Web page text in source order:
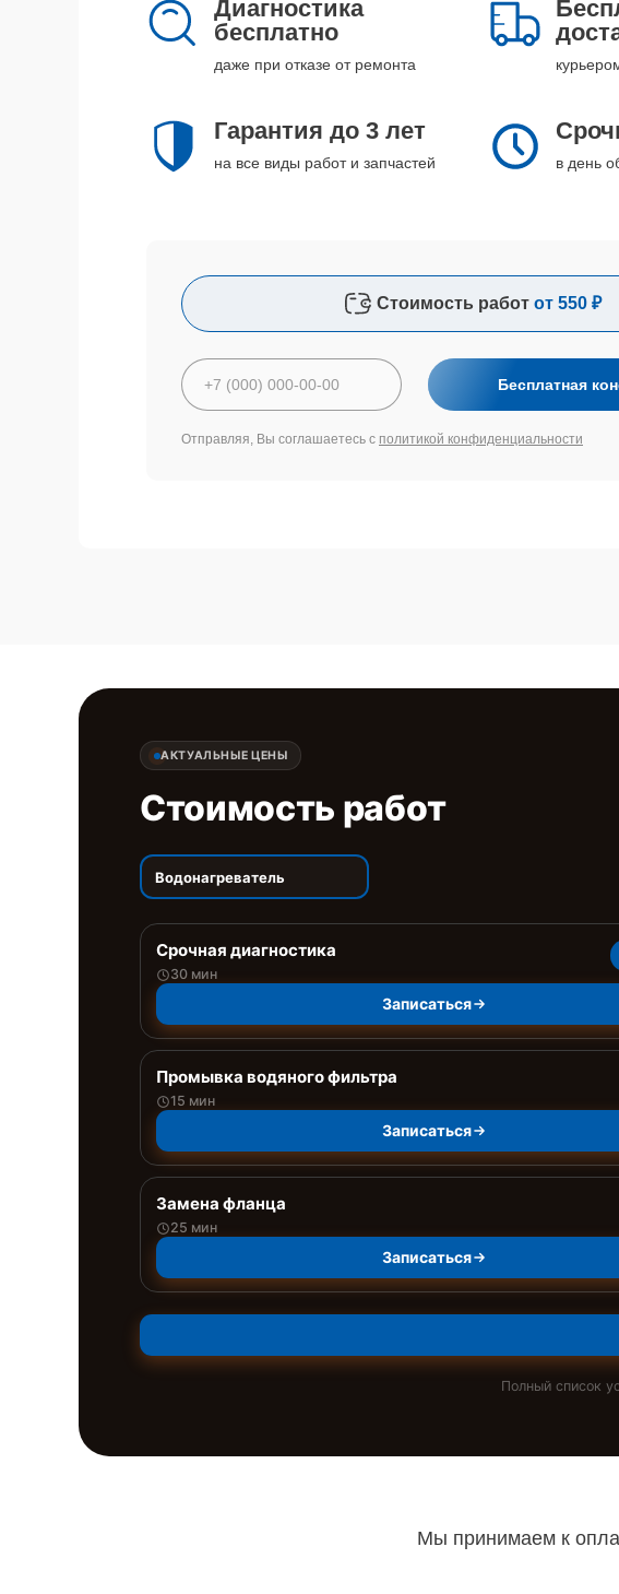
Диагностика
бесплатно
даже при отказе от ремонта
Гарантия до 3 лет
на все виды работ и запчастей в день
Стоимость работ от 550 ₽
Бесплатная
Отправляя, Вы соглашаетесь с политикой конфиденциальности
АКТУАЛЬНЫЕ ЦЕНЫ
Стоимость работ
Водонагреватель
Срочная диагностика
30 мин
Записаться
Промывка водяного фильтра
15 мин
Записаться
Замена фланца
25 мин
Записаться
Полный список
Мы принимаем к